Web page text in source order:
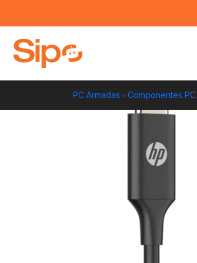
PC Armadas Componentes PC
Cables de datos y